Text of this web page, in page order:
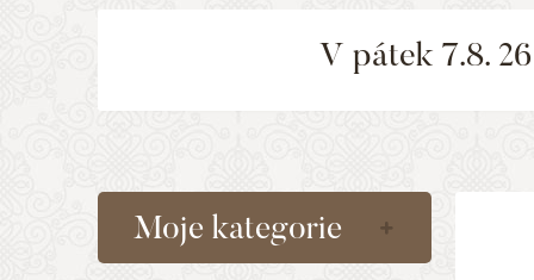
V pátek 7.8.
Moje kategorie